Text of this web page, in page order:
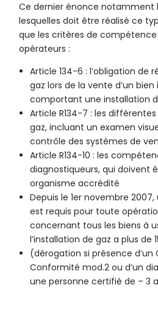
Ce dernier énonce notamment
lesquelles doit être réalisé ce
que les critères de compétence
opérateurs :
Article 134-6 : l’obligation de
gaz lors de la vente d’un
comportant une installation
Article R134-7 : les
gaz, incluant un examen
contrôle des systèmes de
Article R134-10 : les
diagnostiqueurs, qui doivent
organisme accrédité
Depuis le 1er novembre
est requis pour toute
concernant tous les biens à
l’installation de gaz a plus de
(dérogation si présence
Conformité mod.2 ou d’un
une personne certifié de – 3